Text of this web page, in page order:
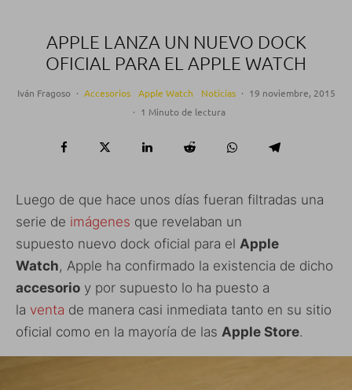
APPLE LANZA UN NUEVO DOCK
OFICIAL PARA EL APPLE WATCH
Iván Fragoso · Accesorios Apple Watch Noticias · 19 noviembre, 2015
· 1 Minuto de lectura
Luego de que hace unos días fueran filtradas una
serie de imágenes que revelaban un
supuesto nuevo dock oficial para el Apple
Watch, Apple ha confirmado la existencia de dicho
accesorio y por supuesto lo ha puesto a
la venta de manera casi inmediata tanto en su sitio
oficial como en la mayoría de las Apple Store.